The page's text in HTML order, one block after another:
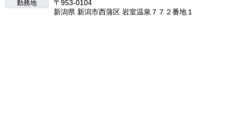
勤務地
〒953-0104
新潟県 新潟市西蒲区 岩室温泉７７２番地１